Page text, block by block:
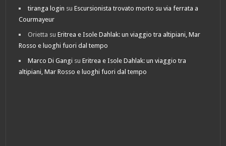
tiranga login suEscursionista trovato morto su via ferrata a
Courmayeur
Orietta suEritrea e Isole Dahlak: un viaggio tra altipiani, Mar
Rosso e luoghi fuori dal tempo
Marco Di Gangi suEritrea e Isole Dahlak: un viaggio tra
altipiani, Mar Rosso e luoghi fuori dal tempo